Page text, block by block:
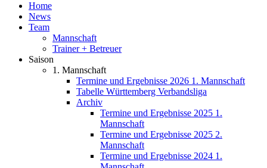
Home
News
Team
Mannschaft
Trainer + Betreuer
Saison
1. Mannschaft
Termine und Ergebnisse 2026 1. Mannschaft
Tabelle Württemberg Verbandsliga
Archiv
Termine und Ergebnisse 2025 1.
Mannschaft
Termine und Ergebnisse 2025 2.
Mannschaft
Termine und Ergebnisse 2024 1.